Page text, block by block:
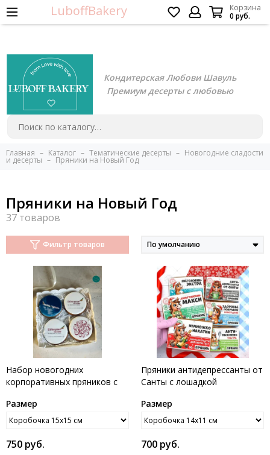
Кондитерская Любови Шавуль
Премиум десерты с любовью
LuboffBakery
Корзина
0 руб.
Главная Каталог Тематические десерты Новогодние сладости
и десерты Пряники на Новый Год
Пряники на Новый Год
Фильтр товаров
Набор новогодних
корпоративных пряников с
авиакомпании
Размер
750 руб.
Пряники антидепрессанты от
Санты с лошадкой
Размер
700 руб.